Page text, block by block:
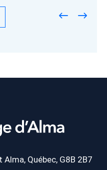
Alma, Québec, G8B 2B7